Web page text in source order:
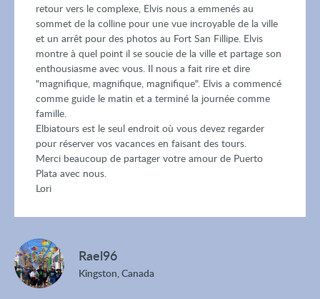
retour vers le complexe, Elvis nous a emmenés au
sommet de la colline pour une vue incroyable de la ville
et un arrêt pour des photos au Fort San Fillipe. Elvis
montre à quel point il se soucie de la ville et partage son
enthousiasme avec vous. Il nous a fait rire et dire
"magnifique, magnifique, magnifique". Elvis a commencé
comme guide le matin et a terminé la journée comme
famille.
Elbiatours est le seul endroit où vous devez regarder
pour réserver vos vacances en faisant des tours.
Merci beaucoup de partager votre amour de Puerto
Plata avec nous.
Lori
Rael96
Kingston, Canada